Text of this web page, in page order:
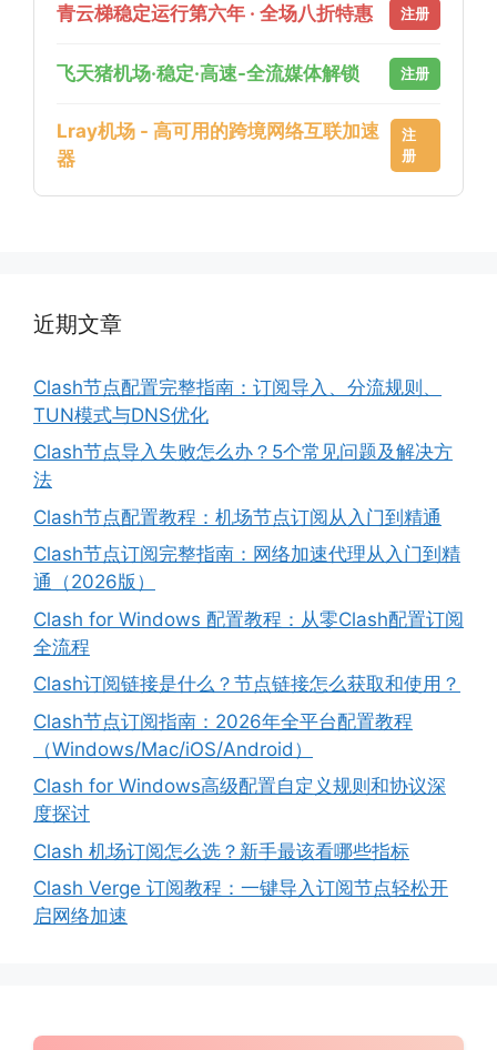
青云梯稳定运行第六年 · 全场八折特惠 注册
飞天猪机场·稳定·高速-全流媒体解锁 注册
Lray机场 - 高可用的跨境网络互联加速
器
注
册
近期文章
Clash节点配置完整指南：订阅导入、分流规则、
TUN模式与DNS优化
Clash节点导入失败怎么办？5个常见问题及解决方
法
Clash节点配置教程：机场节点订阅从入门到精通
Clash节点订阅完整指南：网络加速代理从入门到精
通（2026版）
Clash for Windows 配置教程：从零Clash配置订阅
全流程
Clash订阅链接是什么？节点链接怎么获取和使用？
Clash节点订阅指南：2026年全平台配置教程
（Windows/Mac/iOS/Android）
Clash for Windows高级配置自定义规则和协议深
度探讨
Clash 机场订阅怎么选？新手最该看哪些指标
Clash Verge 订阅教程：一键导入订阅节点轻松开
启网络加速